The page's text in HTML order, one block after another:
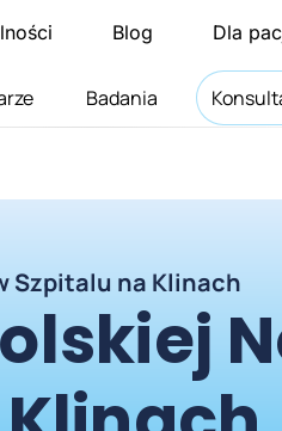
Blog Dla
Badania
Szpitalu na Klinach